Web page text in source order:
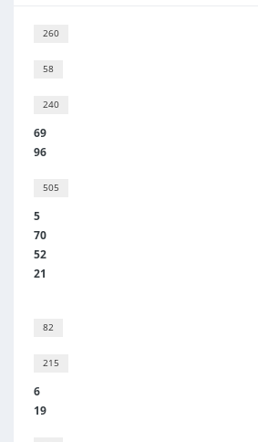
260
58
240
69
96
505
5
70
52
21
82
215
6
19